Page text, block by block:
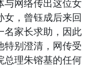
与网络传出这位女
女，曾钰成后来回
名家长求助，因此
特别澄清，网传受
总理朱镕基的任何